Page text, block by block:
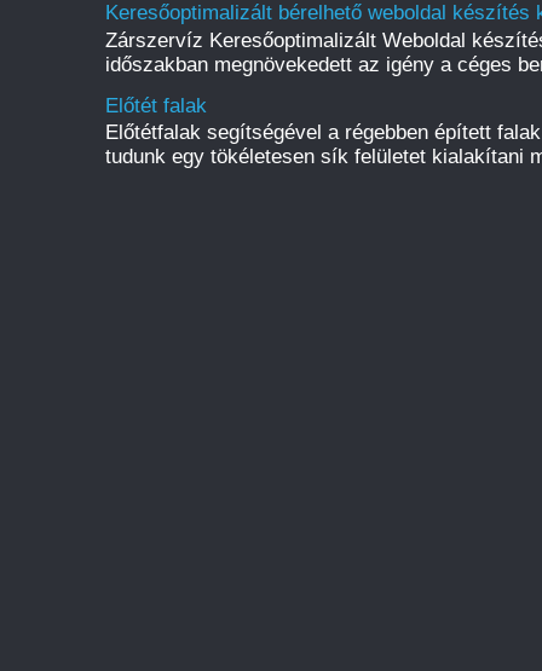
Keresőoptimalizált bérelhető weboldal
Zárszervíz Keresőoptimalizált Weboldal
időszakban megnövekedett az igény a céges
Előtét falak
Előtétfalak segítségével a régebben épített
tudunk egy tökéletesen sík felületet kialakítani